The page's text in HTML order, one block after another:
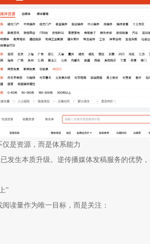
是资源，而是体系能力
发生本质升级。逆传播媒体发稿服务的优势
”
读量作为唯一目标，而是关注：